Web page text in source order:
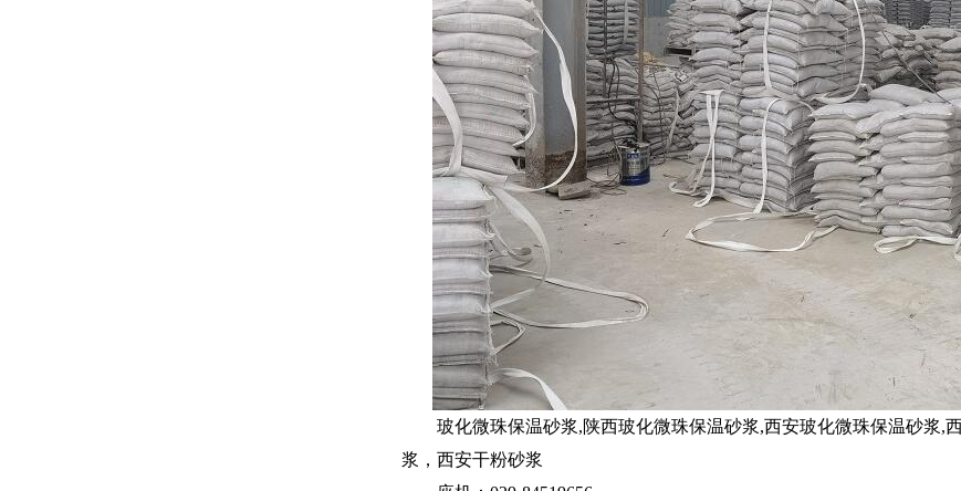
玻化微珠保温砂浆,陕西玻化微珠保温砂浆,西安玻化微珠保温砂浆,
浆，西安干粉砂浆